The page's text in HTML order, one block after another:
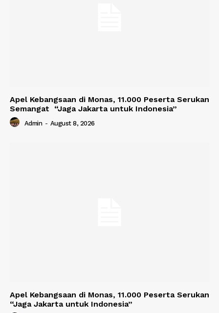
Apel Kebangsaan di Monas, 11.000 Peserta Serukan
Semangat “Jaga Jakarta untuk Indonesia”
Admin - August 8, 2026
Apel Kebangsaan di Monas, 11.000 Peserta Serukan
“Jaga Jakarta untuk Indonesia”